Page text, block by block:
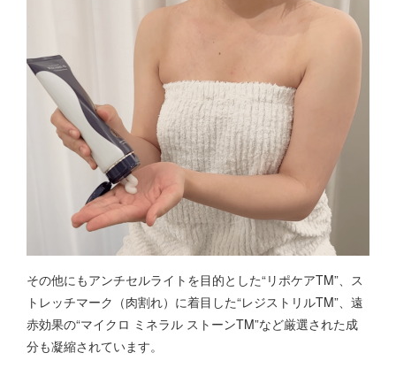
その他にもアンチセルライトを目的とした“リポケアTM”、ス
トレッチマーク（肉割れ）に着目した“レジストリルTM”、遠
赤効果の“マイクロ ミネラル ストーンTM”など厳選された成
分も凝縮されています。